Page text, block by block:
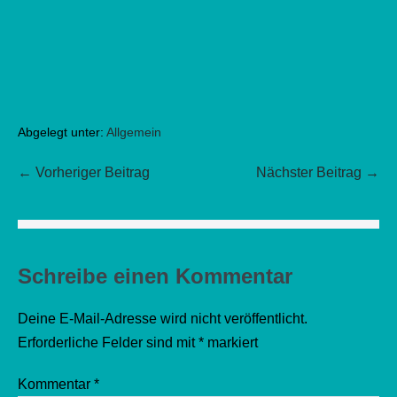
Abgelegt unter: Allgemein
Beitragsnavigation
← Vorheriger Beitrag Nächster Beitrag →
Schreibe einen Kommentar
Deine E-Mail-Adresse wird nicht veröffentlicht.
Erforderliche Felder sind mit* markiert
Kommentar *